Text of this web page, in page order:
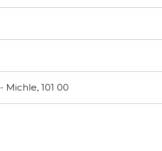
Michle, 101 00